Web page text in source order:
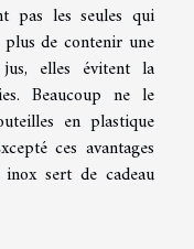
pas les seules qui
de contenir une
elles évitent la
Beaucoup ne le
en plastique
ces avantages
sert de cadeau